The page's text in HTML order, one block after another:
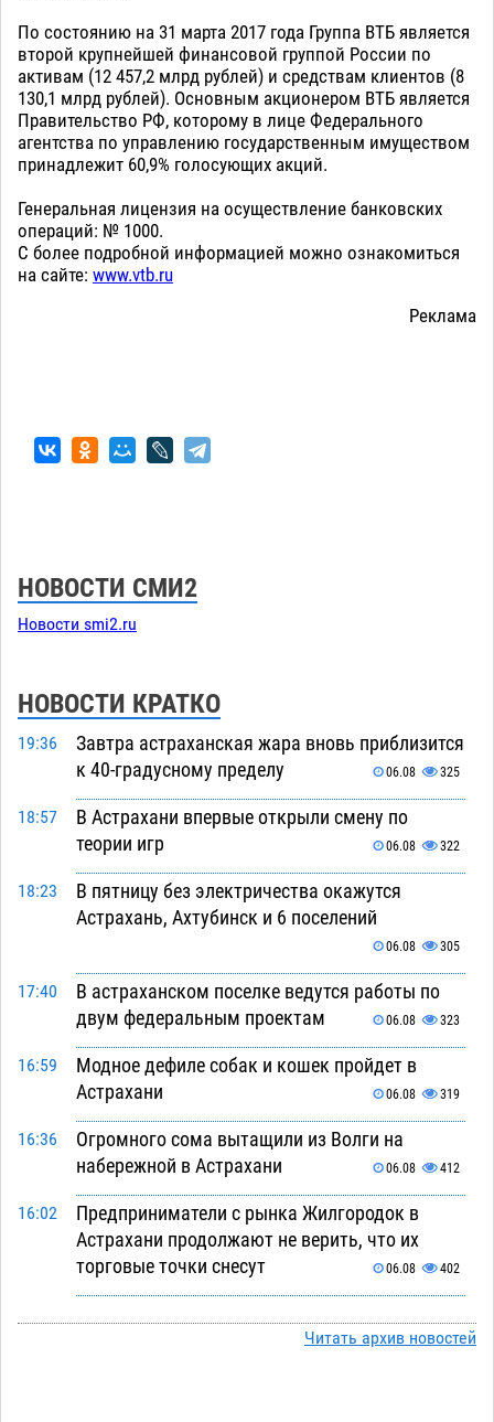
По состоянию на 31 марта 2017 года Группа ВТБ является
второй крупнейшей финансовой группой России по
активам (12 457,2 млрд рублей) и средствам клиентов (8
130,1 млрд рублей). Основным акционером ВТБ является
Правительство РФ, которому в лице Федерального
агентства по управлению государственным имуществом
принадлежит 60,9% голосующих акций.
Генеральная лицензия на осуществление банковских
операций: № 1000.
С более подробной информацией можно ознакомиться
на сайте: www.vtb.ru
Реклама
НОВОСТИ СМИ2
Новости smi2.ru
НОВОСТИ КРАТКО
19:36
Завтра астраханская жара вновь приблизится
к 40-градусному пределу
06.08 325
18:57
В Астрахани впервые открыли смену по
теории игр
06.08 322
18:23
В пятницу без электричества окажутся
Астрахань, Ахтубинск и 6 поселений
06.08 305
17:40
В астраханском поселке ведутся работы по
двум федеральным проектам
06.08 323
16:59
Модное дефиле собак и кошек пройдет в
Астрахани
06.08 319
16:36
Огромного сома вытащили из Волги на
набережной в Астрахани
06.08 412
16:02
Предприниматели с рынка Жилгородок в
Астрахани продолжают не верить, что их
торговые точки снесут
06.08 402
на новой серебряной монете Банка России
Читать архив новостей